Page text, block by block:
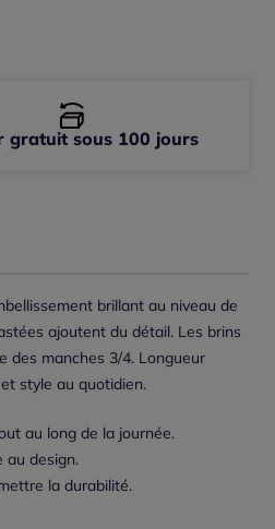
brillant au niveau de
ajoutent du détail. Les brins
des manches 3/4. Longueur
style au quotidien.
au long de la journée.
au design.
la durabilité.
gratuit sous 100 jours